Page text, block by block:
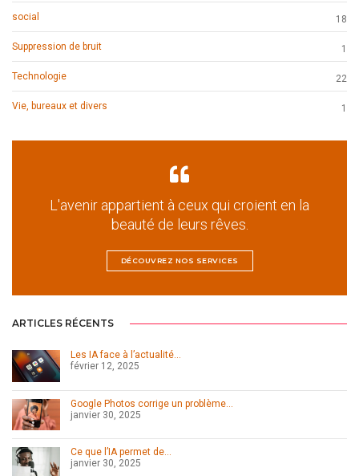
social 18
Suppression de bruit 1
Technologie 22
Vie, bureaux et divers 1
L'avenir appartient à ceux qui croient en la
beauté de leurs rêves.
DÉCOUVREZ NOS SERVICES
ARTICLES RÉCENTS
Les IA face à l’actualité…
février 12, 2025
Google Photos corrige un problème…
janvier 30, 2025
Ce que l’IA permet de…
janvier 30, 2025